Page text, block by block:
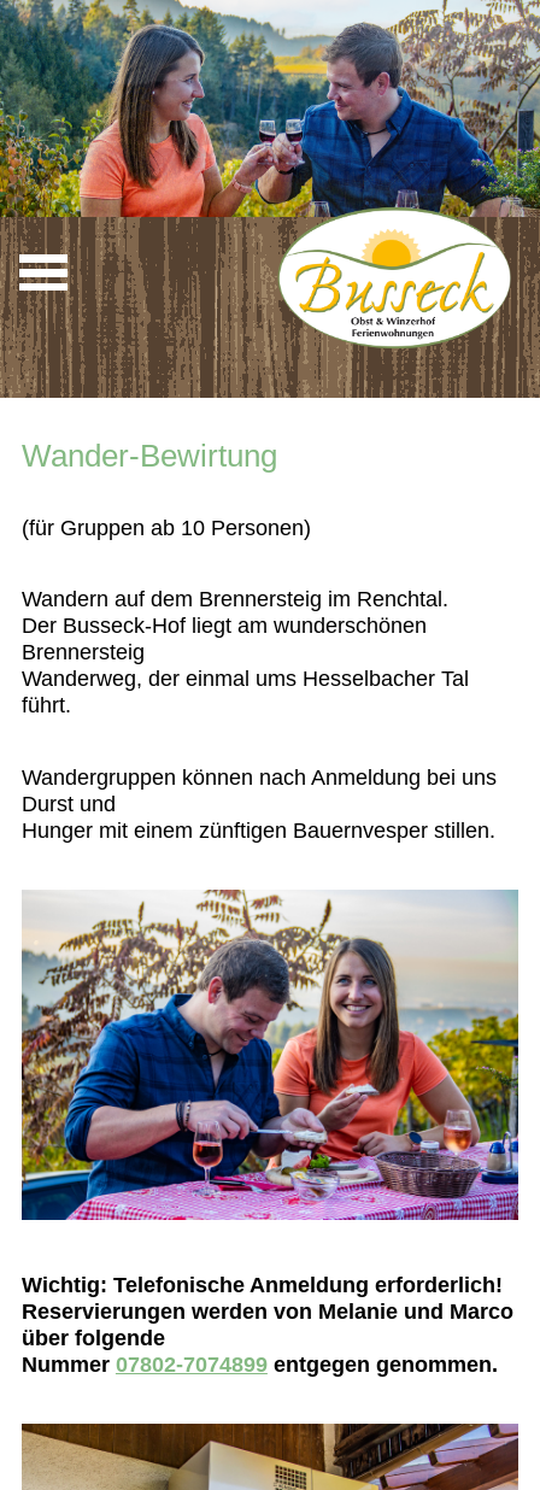
Wander-Bewirtung
(für Gruppen ab 10 Personen)
Wandern auf dem Brennersteig im Renchtal.
Der Busseck-Hof liegt am wunderschönen
Brennersteig
Wanderweg, der einmal ums Hesselbacher Tal
führt.
Wandergruppen können nach Anmeldung bei uns
Durst und
Hunger mit einem zünftigen Bauernvesper stillen.
Wichtig: Telefonische Anmeldung erforderlich!
Reservierungen werden von Melanie und Marco
über folgende
Nummer 07802-7074899entgegen genommen.